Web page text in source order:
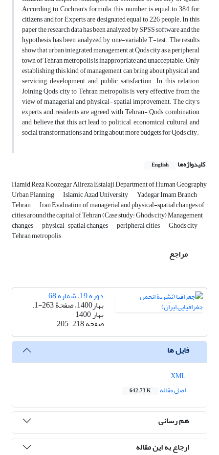
According to Cochran's formula, this number is equal to 384 for
citizens and for Experts are designated equal to 226 people. In this
paper the research data has been analyzed by SPSS software and the
hypothesis has been analyzed by one-variable T-test. The results
show that urban integrated management at Qods city as a peripheral
town of Tehran metropolis is inappropriate and unacceptable. Only
establishing this kind of management can bring about physical and
servicing development and public satisfaction. In this relation,
Joining Qods city to Tehran metropolis is very effective from the
view of managerial and physical- spatial improvement. The city’s
experts and residents are agreed with Tehran- Qods combination
and believe that this act lead to political, economical, cultural and
social transformations and bring about more budgets for Qods city.
کلیدواژه‌ها English
Hamid Reza Koozegar Alireza Estalaji Department of Human Geography
Urban Planning Islamic Azad University Yadegar Imam Branch
Tehran Iran Evaluation of managerial and physical-spatial changes of
cities around the capital of Tehran (Case study: Ghods city) Management
changes physical-spatial changes peripheral cities Ghods city
Tehran metropolis
مراجع
دوره 19، شماره 68
بهار1400، صفحۀ 263-1.
بهار 1400
صفحه205-218
فایل ها
اصل مقاله
642.73 K
هم رسانی
ارجاع به این مقاله